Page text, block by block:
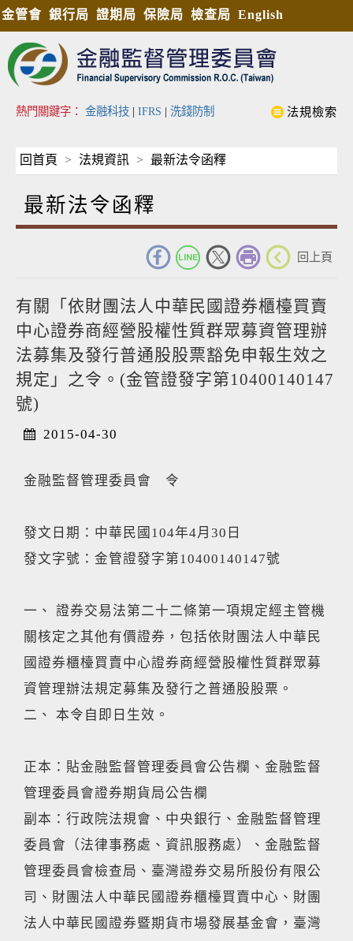
金管會 銀行局 證期局 保險局 檢查局 English
熱門關鍵字： 金融科技 | IFRS | 洗錢防制 法規檢索
回首頁 法規資訊 最新法令函釋
最新法令函釋
回上頁
有關「依財團法人中華民國證券櫃檯買賣
中心證券商經營股權性質群眾募資管理辦
法募集及發行普通股股票豁免申報生效之
規定」之令。(金管證發字第10400140147
號)
2015-04-30
金融監督管理委員會 令
發文日期：中華民國104年4月30日
發文字號：金管證發字第10400140147號
一、 證券交易法第二十二條第一項規定經主管機
關核定之其他有價證券，包括依財團法人中華民
國證券櫃檯買賣中心證券商經營股權性質群眾募
資管理辦法規定募集及發行之普通股股票。
二、 本令自即日生效。
正本：貼金融監督管理委員會公告欄、金融監督
管理委員會證券期貨局公告欄
副本：行政院法規會、中央銀行、金融監督管理
委員會（法律事務處、資訊服務處）、金融監督
管理委員會檢查局、臺灣證券交易所股份有限公
司、財團法人中華民國證券櫃檯買賣中心、財團
法人中華民國證券暨期貨市場發展基金會，臺灣